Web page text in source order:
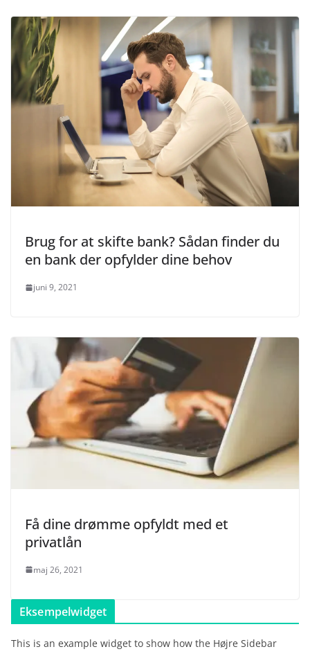
Brug for at skifte bank? Sådan finder du
en bank der opfylder dine behov
juni 9, 2021
Få dine drømme opfyldt med et
privatlån
maj 26, 2021
Eksempelwidget
This is an example widget to show how the Højre Sidebar